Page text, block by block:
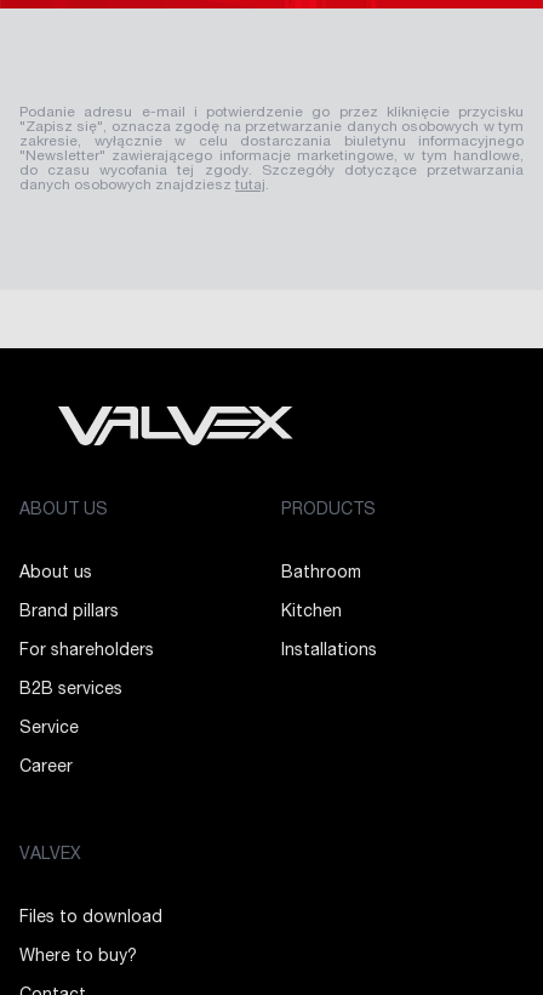
Podanie adresu e-mail i potwierdzenie go przez kliknięcie przycisku
"Zapisz się", oznacza zgodę na przetwarzanie danych osobowych w tym
zakresie, wyłącznie w celu dostarczania biuletynu informacyjnego
"Newsletter" zawierającego informacje marketingowe, w tym handlowe,
do czasu wycofania tej zgody. Szczegóły dotyczące przetwarzania
danych osobowych znajdziesz tutaj.
ABOUT US
About us
Brand pillars
For shareholders
B2B services
Service
Career
PRODUCTS
Bathroom
Kitchen
Installations
VALVEX
Files to download
Where to buy?